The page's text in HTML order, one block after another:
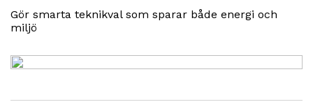
Gör smarta teknikval som sparar både energi och
miljö